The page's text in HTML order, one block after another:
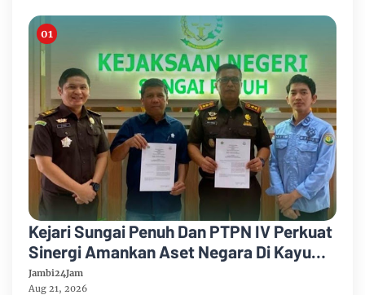
Kejari Sungai Penuh Dan PTPN IV Perkuat
Sinergi Amankan Aset Negara Di Kayu
Aro
Jambi24Jam
Aug 21, 2026